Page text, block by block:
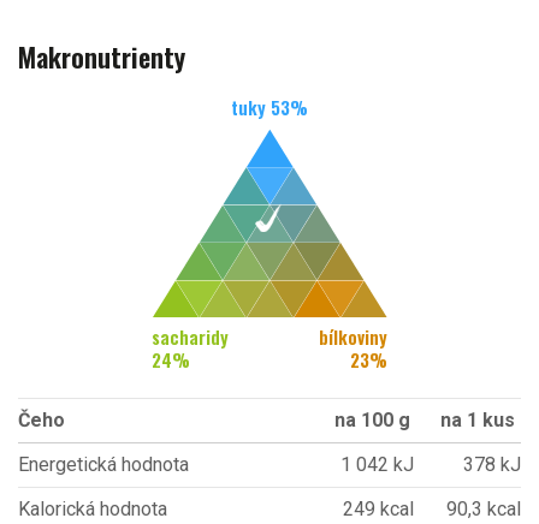
Makronutrienty
tuky 53%
sacharidy
24%
bílkoviny
23%
Čeho na 100 g
na 1 kus
Energetická hodnota
1 042 kJ
378 kJ
Kalorická hodnota
249 kcal 90,3 kcal